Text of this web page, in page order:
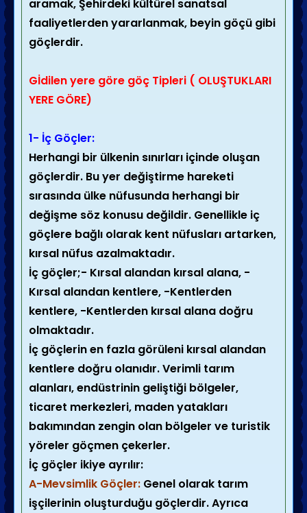
aramak, Şehirdeki kültürel sanatsal
faaliyetlerden yararlanmak, beyin göçü gibi
göçlerdir.
Gİdilen yere göre göç Tipleri ( OLUŞTUKLARI
YERE GÖRE)
1- İç Göçler:
Herhangi bir ülkenin sınırları içinde oluşan
göçlerdir. Bu yer değiştirme hareketi
sırasında ülke nüfusunda herhangi bir
değişme söz konusu değildir. Genellikle iç
göçlere bağlı olarak kent nüfusları artarken,
kırsal nüfus azalmaktadır.
İç göçler;- Kırsal alandan kırsal alana, -
Kırsal alandan kentlere, -Kentlerden
kentlere, -Kentlerden kırsal alana doğru
olmaktadır.
İç göçlerin en fazla görüleni kırsal alandan
kentlere doğru olanıdır. Verimli tarım
alanları, endüstrinin geliştiği bölgeler,
ticaret merkezleri, maden yatakları
bakımından zengin olan bölgeler ve turistik
yöreler göçmen çekerler.
İç göçler ikiye ayrılır:
A-Mevsimlik Göçler: Genel olarak tarım
işçilerinin oluşturduğu göçlerdir. Ayrıca